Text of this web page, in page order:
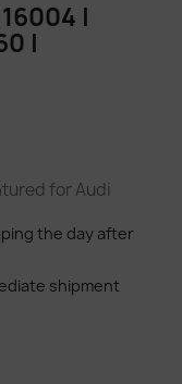
|
|
for Audi
the day after
shipment